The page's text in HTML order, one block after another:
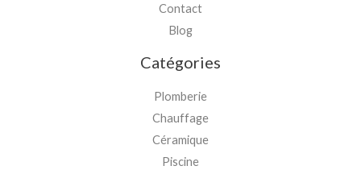
Contact
Blog
Catégories
Plomberie
Chauffage
Céramique
Piscine